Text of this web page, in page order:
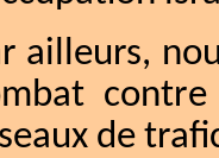
ailleurs,
de